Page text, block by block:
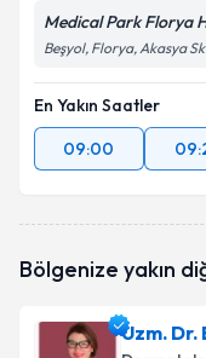
Medical Park Florya
Beşyol, Florya, Akasya
En Yakın Saatler
09:00
Bölgenize yakın
Uzm. Dr.